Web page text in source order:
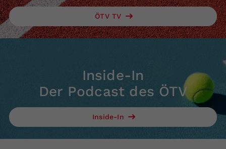
ÖTV TV
Inside-In
Der Podcast des ÖTV
Inside-In